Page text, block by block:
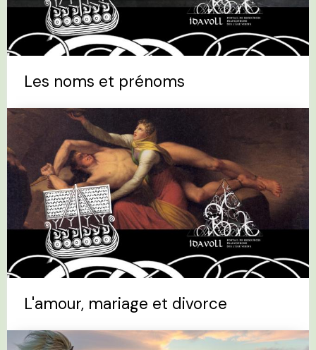
Les noms et prénoms
L'amour, mariage et divorce